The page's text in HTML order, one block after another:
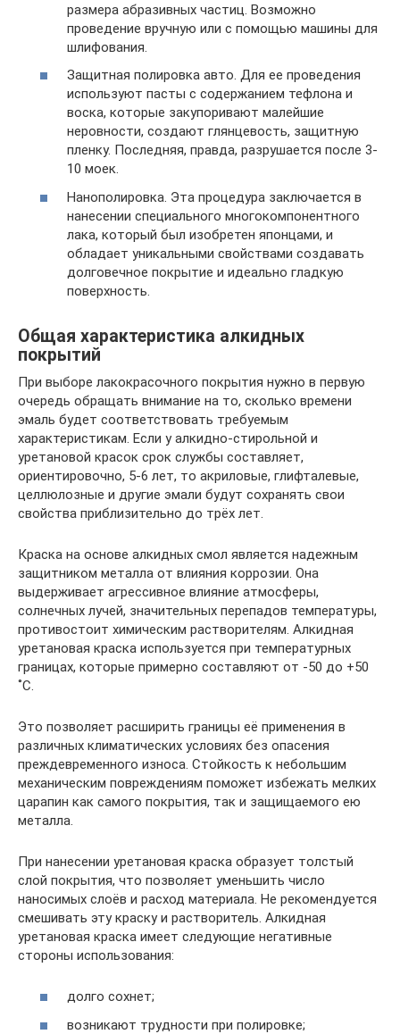
размера абразивных частиц. Возможно
проведение вручную или с помощью машины для
шлифования.
Защитная полировка авто. Для ее проведения
используют пасты с содержанием тефлона и
воска, которые закупоривают малейшие
неровности, создают глянцевость, защитную
пленку. Последняя, правда, разрушается после 3-
10 моек.
Нанополировка. Эта процедура заключается в
нанесении специального многокомпонентного
лака, который был изобретен японцами, и
обладает уникальными свойствами создавать
долговечное покрытие и идеально гладкую
поверхность.
Общая характеристика алкидных
покрытий
При выборе лакокрасочного покрытия нужно в первую
очередь обращать внимание на то, сколько времени
эмаль будет соответствовать требуемым
характеристикам. Если у алкидно-стирольной и
уретановой красок срок службы составляет,
ориентировочно, 5-6 лет, то акриловые, глифталевые,
целлюлозные и другие эмали будут сохранять свои
свойства приблизительно до трёх лет.
Краска на основе алкидных смол является надежным
защитником металла от влияния коррозии. Она
выдерживает агрессивное влияние атмосферы,
солнечных лучей, значительных перепадов температуры,
противостоит химическим растворителям. Алкидная
уретановая краска используется при температурных
границах, которые примерно составляют от -50 до +50
˚C.
Это позволяет расширить границы её применения в
различных климатических условиях без опасения
преждевременного износа. Стойкость к небольшим
механическим повреждениям поможет избежать мелких
царапин как самого покрытия, так и защищаемого ею
металла.
При нанесении уретановая краска образует толстый
слой покрытия, что позволяет уменьшить число
наносимых слоёв и расход материала. Не рекомендуется
смешивать эту краску и растворитель. Алкидная
уретановая краска имеет следующие негативные
стороны использования:
долго сохнет;
возникают трудности при полировке;